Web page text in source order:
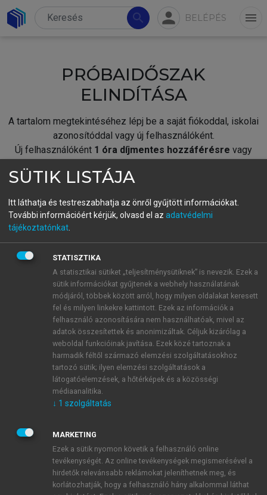
search person BELÉPÉS menu
PRÓBAIDŐSZAK
ELINDÍTÁSA
A tartalom megtekintéséhez lépj be a saját fiókoddal, iskolai
azonosítóddal vagy új felhasználóként.
Új felhasználóként 1 óra díjmentes hozzáférésre vagy
fiókoddal,vagy hozz létre új fiókot.
A regisztráció után apróbaidőszakautomatikusan
BELÉPÉS SAJÁT FIÓKKAL
ÚJ FIÓK LÉTREHOZÁSA
1 óra díjmentes hozzáférés
E-MAIL-CÍM
JELSZÓ
JELSZÓ ÚJRA
SÜTIK LISTÁJA
Itt láthatja és testreszabhatja az önről gyűjtött információkat.
További információért kérjük, olvasd el az adatvédelmi
tájékoztatónkat
STATISZTIKA
A statisztikai sütiket „teljesítménysütiknek” is nevezik. Ezek a
sütik információkat gyűjtenek a webhely használatának
módjáról, többek között arról, hogy milyen oldalakat keresett
fel és milyen linkekre kattintott. Ezek az információk a
felhasználó azonosítására nem használhatóak, mivel az
adatok összesítettek és anonimizáltak. Céljuk kizárólag a
weboldal funkcióinak javítása. Ezek közé tartoznak a
harmadik féltől származó elemzési szolgáltatásokhoz
tartozó sütik; ilyen elemzési szolgáltatások a
látogatóelemzések, a hőtérképek és a közösségi
médiaanalitika.
↓ 1 szolgáltatás
MARKETING
Ezek a sütik nyomon követik a felhasználó online
tevékenységét. Az online tevékenységek megismerésével a
hirdetők relevánsabb reklámokat jeleníthetnek meg, és
korlátozhatják, hogy a felhasználó hány alkalommal láthat